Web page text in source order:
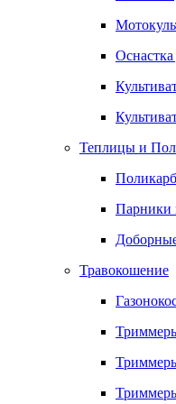
Теплицы и
Парники
Травокошение